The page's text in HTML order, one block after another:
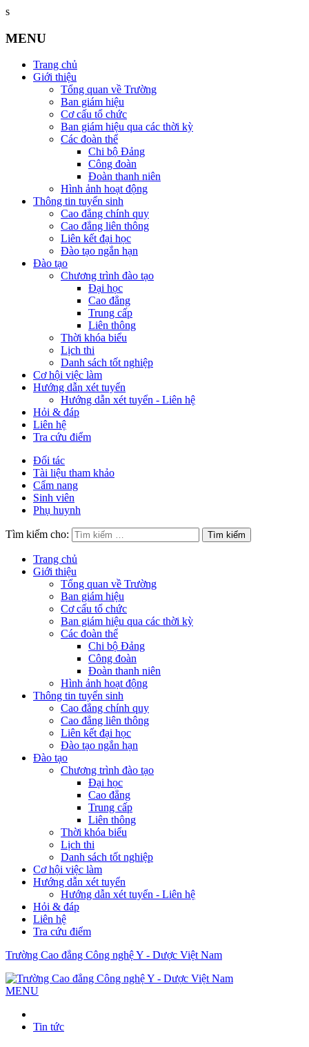
s
MENU
Trang chủ
Giới thiệu
Tổng quan về Trường
Ban giám hiệu
Cơ cấu tổ chức
Ban giám hiệu qua các thời kỳ
Các đoàn thể
Chi bộ Đảng
Công đoàn
Đoàn thanh niên
Hình ảnh hoạt động
Thông tin tuyển sinh
Cao đẳng chính quy
Cao đẳng liên thông
Liên kết đại học
Đào tạo ngắn hạn
Đào tạo
Chương trình đào tạo
Đại học
Cao đẳng
Trung cấp
Liên thông
Thời khóa biểu
Lịch thi
Danh sách tốt nghiệp
Cơ hội việc làm
Hướng dẫn xét tuyển
Hướng dẫn xét tuyển - Liên hệ
Hỏi & đáp
Liên hệ
Tra cứu điểm
Đối tác
Tài liệu tham khảo
Cẩm nang
Sinh viên
Phụ huynh
Tìm kiếm cho:
Trang chủ
Giới thiệu
Tổng quan về Trường
Ban giám hiệu
Cơ cấu tổ chức
Ban giám hiệu qua các thời kỳ
Các đoàn thể
Chi bộ Đảng
Công đoàn
Đoàn thanh niên
Hình ảnh hoạt động
Thông tin tuyển sinh
Cao đẳng chính quy
Cao đẳng liên thông
Liên kết đại học
Đào tạo ngắn hạn
Đào tạo
Chương trình đào tạo
Đại học
Cao đẳng
Trung cấp
Liên thông
Thời khóa biểu
Lịch thi
Danh sách tốt nghiệp
Cơ hội việc làm
Hướng dẫn xét tuyển
Hướng dẫn xét tuyển - Liên hệ
Hỏi & đáp
Liên hệ
Tra cứu điểm
Trường Cao đẳng Công nghệ Y - Dược Việt Nam
MENU
Tin tức